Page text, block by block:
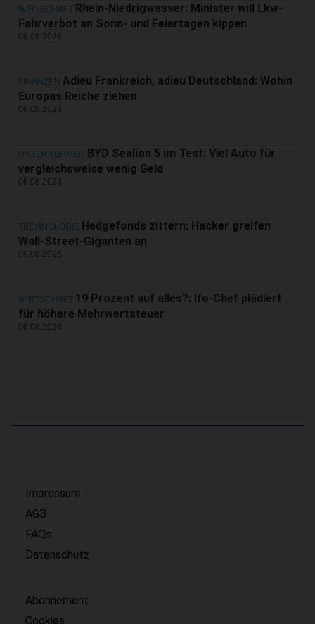
WIRTSCHAFT Rhein-Niedrigwasser: Minister will Lkw-
Fahrverbot an Sonn- und Feiertagen kippen
06.08.2026
FINANZEN Adieu Frankreich, adieu Deutschland: Wohin
Europas Reiche ziehen
06.08.2026
UNTERNEHMEN BYD Sealion 5 im Test: Viel Auto für
vergleichsweise wenig Geld
06.08.2026
TECHNOLOGIE Hedgefonds zittern: Hacker greifen
Wall-Street-Giganten an
06.08.2026
WIRTSCHAFT 19 Prozent auf alles?: Ifo-Chef plädiert
für höhere Mehrwertsteuer
06.08.2026
Impressum
AGB
FAQs
Datenschutz
Abonnement
Cookies